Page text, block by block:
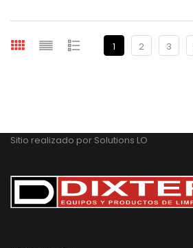
1 2 3
Sitio realizado por Solutions LO